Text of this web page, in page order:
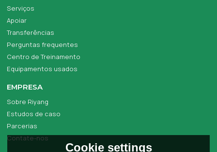
Serviços
Apoiar
Transferências
Perguntas frequentes
Centro de Treinamento
Equipamentos usados
EMPRESA
Sobre Riyang
Estudos de caso
Parcerias
Contate-nos
Cookie settings